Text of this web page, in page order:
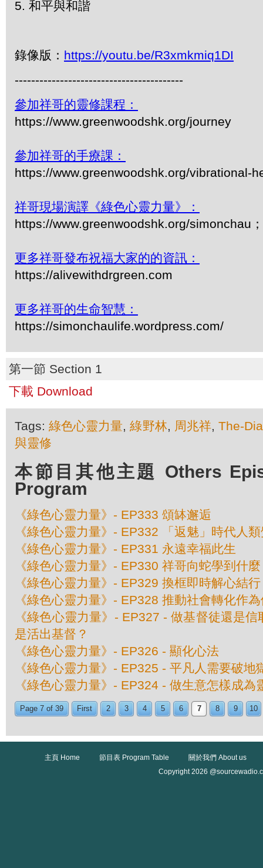
5. 和平與和諧
錄像版： https://youtu.be/R3xmkmiq1DI
-----------------------------------------
參加祥哥的靈修課程：
https://www.greenwoodshk.org/journey
參加祥哥的手療課：
https://www.greenwoodshk.org/vibrational-
祥哥現場演譯《綠色心靈力量》：
https://www.greenwoodshk.org/simonchau
更多祥哥發布祝福大家的的資訊：
https://alivewithdrgreen.com
更多祥哥的生命智慧：
https://simonchaulife.wordpress.com/
第一節 Section 1
下載 Download
Tags:綠色心靈力量,綠野林, 周兆祥, The-
與靈修
本節目其他主題 Others
Program
《綠色心靈力量》- EP333 頌缽邂逅
《綠色心靈力量》- EP332 「返魅」時代人
《綠色心靈力量》- EP331 永遠幸福此生
《綠色心靈力量》- EP330 祥哥向蛇學到什麼
《綠色心靈力量》- EP329 換框即時解心結行
《綠色心靈力量》- EP328 推動社會轉化作
《綠色心靈力量》- EP327 - 做基督徒還是
是活出基督？
《綠色心靈力量》- EP326 - 顯化心法
《綠色心靈力量》- EP325 - 平凡人需要破地
《綠色心靈力量》- EP324 - 做生意怎樣成為
Page 7 of 39 First 2 3 4 5 6 7 8 9 10
主頁 Home 節目表 Program Table
關於我們 About us
Copyright 2026